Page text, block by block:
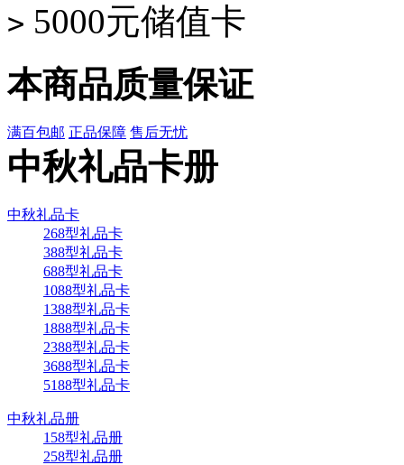
> 5000元储值卡
本商品质量保证
满百包邮 正品保障 售后无忧
中秋礼品卡册
中秋礼品卡
268型礼品卡
388型礼品卡
688型礼品卡
1088型礼品卡
1388型礼品卡
1888型礼品卡
2388型礼品卡
3688型礼品卡
5188型礼品卡
中秋礼品册
158型礼品册
258型礼品册